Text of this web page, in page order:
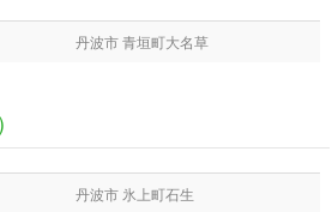
丹波市 青垣町大名草
丹波市 氷上町石生